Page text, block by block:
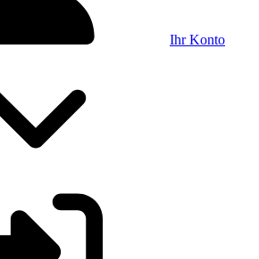
Ihr Konto